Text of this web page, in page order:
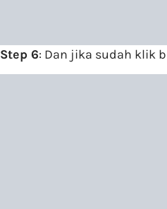
Step 6: Dan jika sudah klik